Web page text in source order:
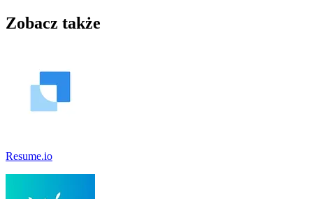
Zobacz także
Resume.io